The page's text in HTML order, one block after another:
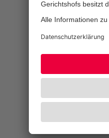
© Johanniter